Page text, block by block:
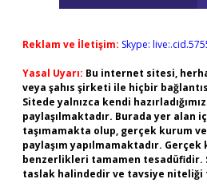
Reklam ve İletişim: Skype:
Yasal Uyarı: Bu internet sitesi,
veya şahıs şirketi ile hiçbir
Sitede yalnızca kendi
paylaşılmaktadır. Burada yer alan
taşımamakta olup, gerçek kurum
paylaşım yapılmamaktadır.
benzerlikleri tamamen
taslak halindedir ve tavsiye niteliği